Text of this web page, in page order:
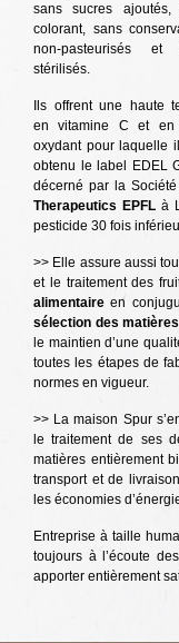
sans sucres ajoutés,
colorant, sans
non-pasteurisés et
stérilisés.
Ils offrent une haute
en vitamine C et en
oxydant pour laquelle
obtenu le label EDEL
décerné par la Société
Therapeutics EPFL à
pesticide 30 fois
>> Elle assure aussi
et le traitement des
alimentaire en
sélection des
le maintien d’une
toutes les étapes de
normes en vigueur.
>> La maison Spur
le traitement de ses
matières entièrement
transport et de
les économies
Entreprise à taille
toujours à l’écoute
apporter entièrement